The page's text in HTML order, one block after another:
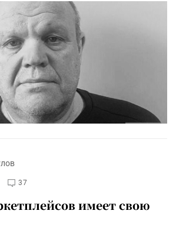
37
имеет свою